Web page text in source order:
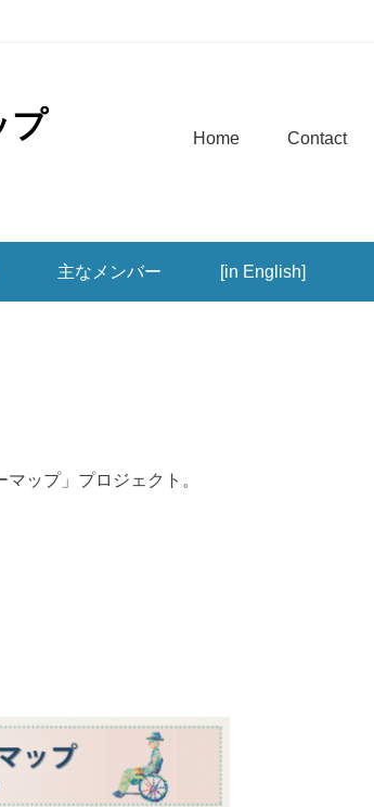
プ 第1メニュー
コンテンツへ移動
Home Contact
主なメンバー [in English]
ップ」プロジェクト。